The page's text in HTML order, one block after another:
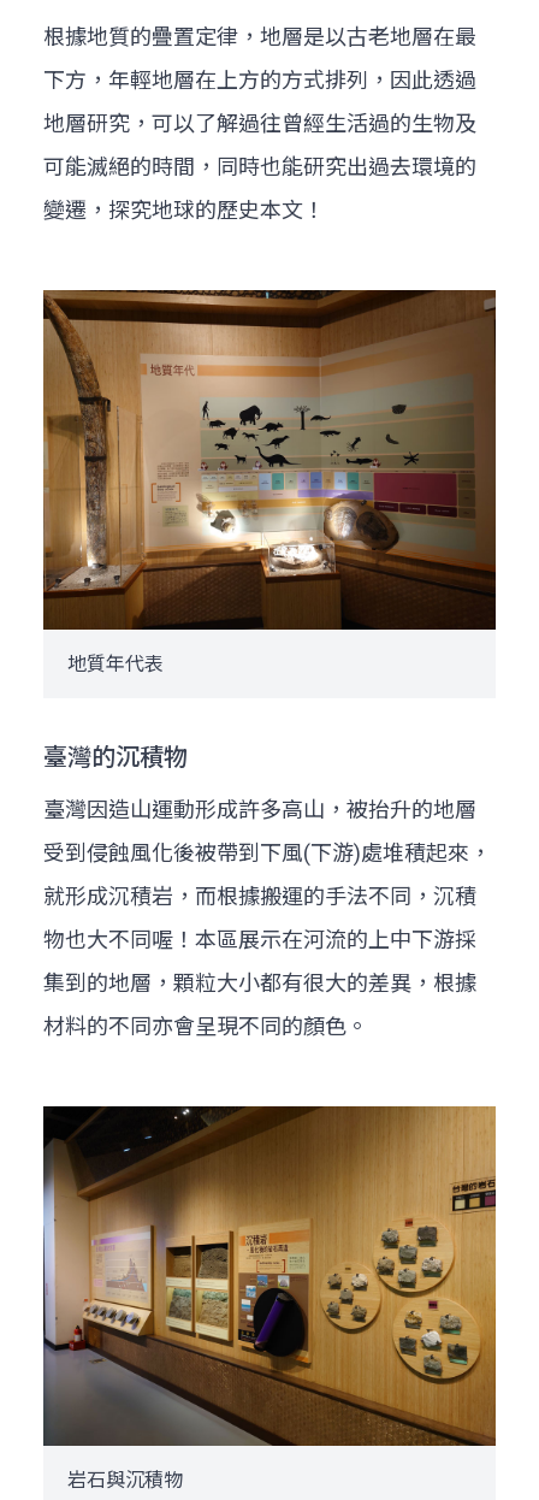
根據地質的疊置定律，地層是以古老地層在最
下方，年輕地層在上方的方式排列，因此透過
地層研究，可以了解過往曾經生活過的生物及
可能滅絕的時間，同時也能研究出過去環境的
變遷，探究地球的歷史本文！
地質年代表
臺灣的沉積物
臺灣因造山運動形成許多高山，被抬升的地層
受到侵蝕風化後被帶到下風(下游)處堆積起來，
就形成沉積岩，而根據搬運的手法不同，沉積
物也大不同喔！本區展示在河流的上中下游採
集到的地層，顆粒大小都有很大的差異，根據
材料的不同亦會呈現不同的顏色。
岩石與沉積物